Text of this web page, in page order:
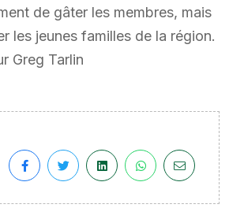
de gâter les membres, mais
les jeunes familles de la région.
Greg Tarlin